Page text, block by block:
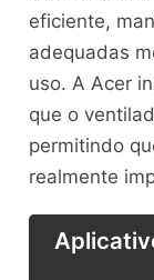
eficiente,
adequadas
uso. A Acer
que o
permitindo
realmente